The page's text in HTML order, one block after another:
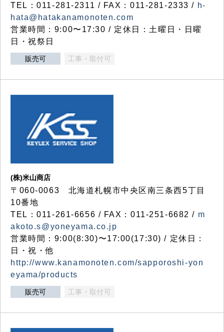
TEL：011-281-2311 / FAX：011-281-2333 / h-
hata@hatakanamonoten.com
営業時間：9:00〜17:30 / 定休日：土曜日・日曜
日・祝祭日
販売可 工事・取付可
(株)米山商店
〒060-0063 北海道札幌市中央区南三条西5丁目
10番地
TEL：011-261-6656 / FAX：011-251-6682 / m
akoto.s@yoneyama.co.jp
営業時間：9:00(8:30)〜17:00(17:30) / 定休日：
日・祝・他
http://www.kanamonoten.com/sapporoshi-yon
eyama/products
販売可 工事・取付可